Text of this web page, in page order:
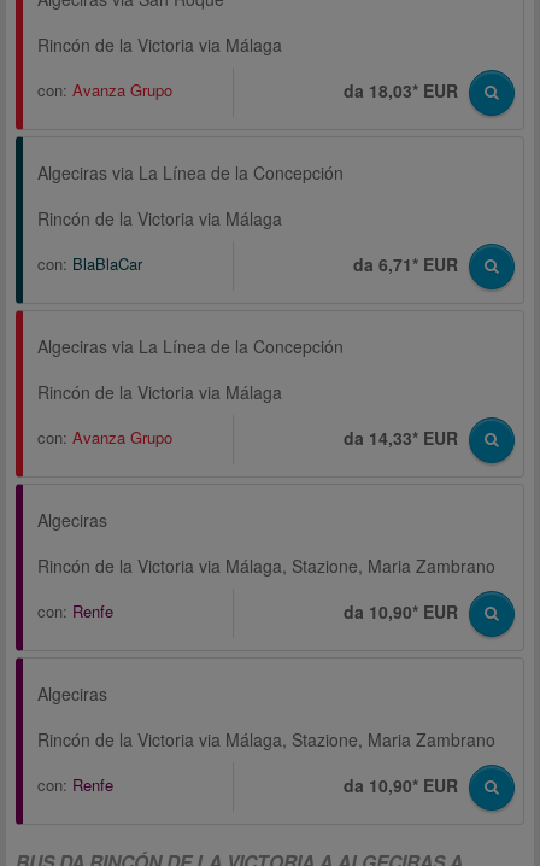
Rincón de la Victoria via Málaga
con: Avanza Grupo da 18,03* EUR
Algeciras via La Línea de la Concepción
Rincón de la Victoria via Málaga
con: BlaBlaCar da 6,71* EUR
Algeciras via La Línea de la Concepción
Rincón de la Victoria via Málaga
con: Avanza Grupo da 14,33* EUR
Algeciras
Rincón de la Victoria via Málaga, Stazione, Maria Zambrano
con: Renfe da 10,90* EUR
Algeciras
Rincón de la Victoria via Málaga, Stazione, Maria Zambrano
con: Renfe da 10,90* EUR